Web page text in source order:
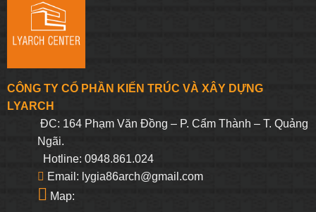
CÔNG TY CỔ PHẦN KIẾN TRÚC VÀ XÂY DỰNG
LYARCH
ĐC: 164 Phạm Văn Đồng – P. Cẩm Thành – T. Quảng
Ngãi.
Hotline: 0948.861.024
Email: lygia86arch@gmail.com
Map: